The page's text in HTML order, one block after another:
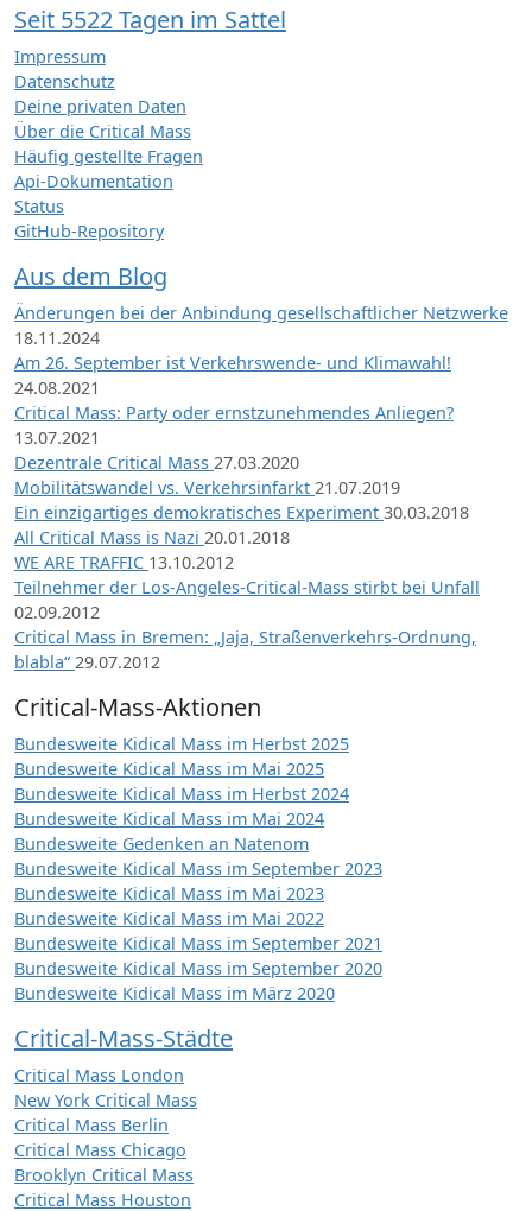
Seit 5522 Tagen im Sattel
Impressum
Datenschutz
Deine privaten Daten
Über die Critical Mass
Häufig gestellte Fragen
Api-Dokumentation
Status
GitHub-Repository
Aus dem Blog
Änderungen bei der Anbindung gesellschaftlicher Netzwerke
18.11.2024
Am 26. September ist Verkehrswende- und Klimawahl!
24.08.2021
Critical Mass: Party oder ernstzunehmendes Anliegen?
13.07.2021
Dezentrale Critical Mass 27.03.2020
Mobilitätswandel vs. Verkehrsinfarkt 21.07.2019
Ein einzigartiges demokratisches Experiment 30.03.2018
All Critical Mass is Nazi 20.01.2018
WE ARE TRAFFIC 13.10.2012
Teilnehmer der Los-Angeles-Critical-Mass stirbt bei Unfall
02.09.2012
Critical Mass in Bremen: „Jaja, Straßenverkehrs-Ordnung,
blabla“ 29.07.2012
Critical-Mass-Aktionen
Bundesweite Kidical Mass im Herbst 2025
Bundesweite Kidical Mass im Mai 2025
Bundesweite Kidical Mass im Herbst 2024
Bundesweite Kidical Mass im Mai 2024
Bundesweite Gedenken an Natenom
Bundesweite Kidical Mass im September 2023
Bundesweite Kidical Mass im Mai 2023
Bundesweite Kidical Mass im Mai 2022
Bundesweite Kidical Mass im September 2021
Bundesweite Kidical Mass im September 2020
Bundesweite Kidical Mass im März 2020
Critical-Mass-Städte
Critical Mass London
New York Critical Mass
Critical Mass Berlin
Critical Mass Chicago
Brooklyn Critical Mass
Critical Mass Houston